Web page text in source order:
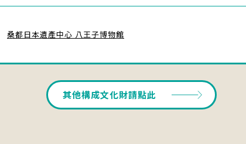
桑都日本遺產中心 八王子博物館
其他構成文化財請點此